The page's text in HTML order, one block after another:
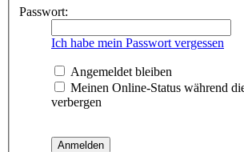
Passwort:
Ich habe mein Passwort vergessen
Angemeldet bleiben
Meinen Online-Status während
verbergen